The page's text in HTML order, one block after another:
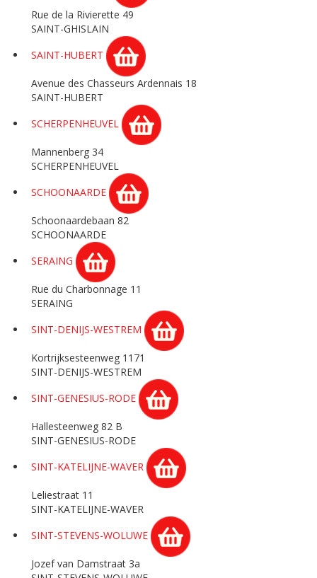
Rue de la Rivierette 49
SAINT-GHISLAIN
SAINT-HUBERT
Avenue des Chasseurs Ardennais 18
SAINT-HUBERT
SCHERPENHEUVEL
Mannenberg 34
SCHERPENHEUVEL
SCHOONAARDE
Schoonaardebaan 82
SCHOONAARDE
SERAING
Rue du Charbonnage 11
SERAING
SINT-DENIJS-WESTREM
Kortrijksesteenweg 1171
SINT-DENIJS-WESTREM
SINT-GENESIUS-RODE
Hallesteenweg 82 B
SINT-GENESIUS-RODE
SINT-KATELIJNE-WAVER
Leliestraat 11
SINT-KATELIJNE-WAVER
SINT-STEVENS-WOLUWE
Jozef van Damstraat 3a